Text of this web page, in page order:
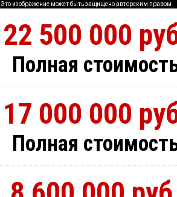
Это изображение может быть защищено авторским правом
22 500 000
Полная
17 000 000
Полная